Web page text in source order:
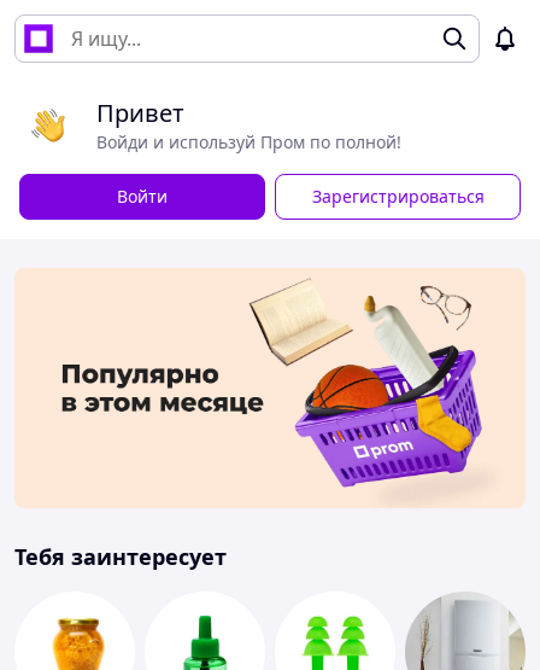
Привет
Войди и используй Пром по полной!
Войти Зарегистрироваться
Тебя заинтересует